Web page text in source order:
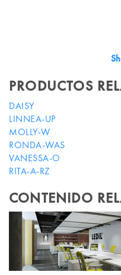
PRODUCTOS
DAISY
LINNEA-UP
MOLLY-W
RONDA-WAS
VANESSA-O
RITA-A-RZ
CONTENIDO